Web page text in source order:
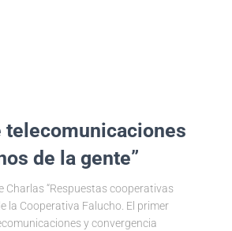
telecomunicaciones
de la gente”
Charlas “Respuestas cooperativas
la Cooperativa Falucho. El primer
y convergencia